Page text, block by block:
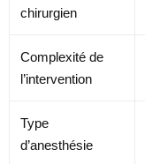
chirurgien
Complexité de
l’intervention
Type
d’anesthésie